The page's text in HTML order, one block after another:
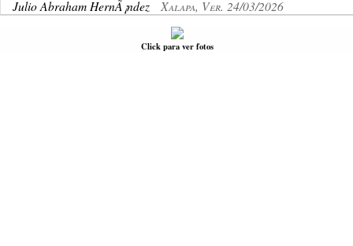
Julio Abraham HernÃ¡ndez Xalapa, Ver. 24/03/2026
Click para ver fotos